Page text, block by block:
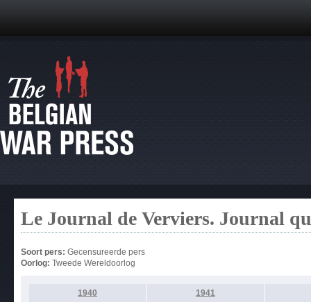
Le Journal de Verviers. Journal
Soort pers: Gecensureerde pers
Oorlog: Tweede Wereldoorlog
1940 1941